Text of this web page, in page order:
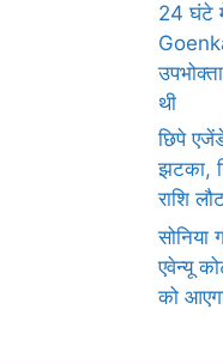
24 घंटे
थी
छिपे
झटका,
राशि
सोनिया
एवेन्यू
को